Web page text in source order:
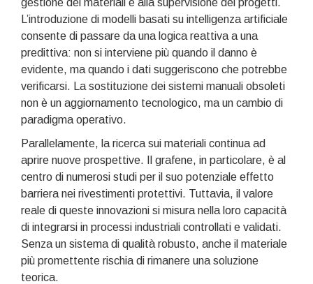
L’introduzione di modelli basati su intelligenza artificiale
consente di passare da una logica reattiva a una
predittiva: non si interviene più quando il danno è
evidente, ma quando i dati suggeriscono che potrebbe
verificarsi. La sostituzione dei sistemi manuali obsoleti
non è un aggiornamento tecnologico, ma un cambio di
paradigma operativo.
Parallelamente, la ricerca sui materiali continua ad
aprire nuove prospettive. Il grafene, in particolare, è al
centro di numerosi studi per il suo potenziale effetto
barriera nei rivestimenti protettivi. Tuttavia, il valore
reale di queste innovazioni si misura nella loro capacità
di integrarsi in processi industriali controllati e validati.
Senza un sistema di qualità robusto, anche il materiale
più promettente rischia di rimanere una soluzione
teorica.